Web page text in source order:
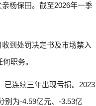
杨保田。截至2026年一季
到处罚决定书及市场禁入
职务。
已连续三年出现亏损。2023
别为-4.59亿元、-3.53亿